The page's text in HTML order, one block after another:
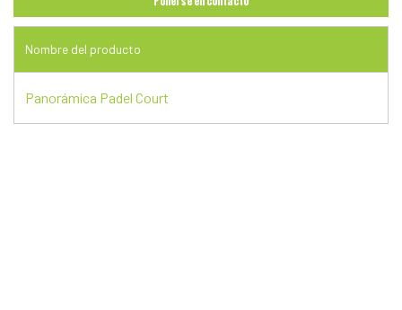
Nombre del producto
Panorámica Padel Court